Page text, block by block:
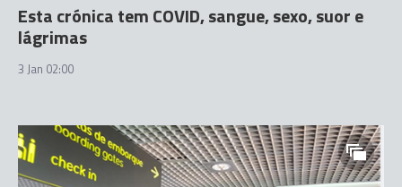
Esta crónica tem COVID, sangue, sexo, suor e
lágrimas
3 Jan 02:00